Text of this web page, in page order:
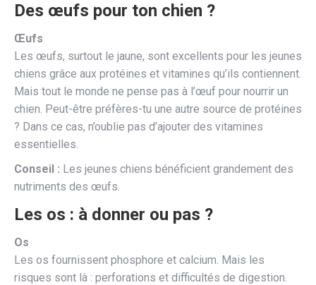
Des œufs pour ton chien ?
Œufs
Les œufs, surtout le jaune, sont excellents pour les jeunes
chiens grâce aux protéines et vitamines qu’ils contiennent.
Mais tout le monde ne pense pas à l’œuf pour nourrir un
chien. Peut-être préfères-tu une autre source de protéines
? Dans ce cas, n’oublie pas d’ajouter des vitamines
essentielles.
Conseil : Les jeunes chiens bénéficient grandement des
nutriments des œufs.
Les os : à donner ou pas ?
Os
Les os fournissent phosphore et calcium. Mais les
risques sont là : perforations et difficultés de digestion.